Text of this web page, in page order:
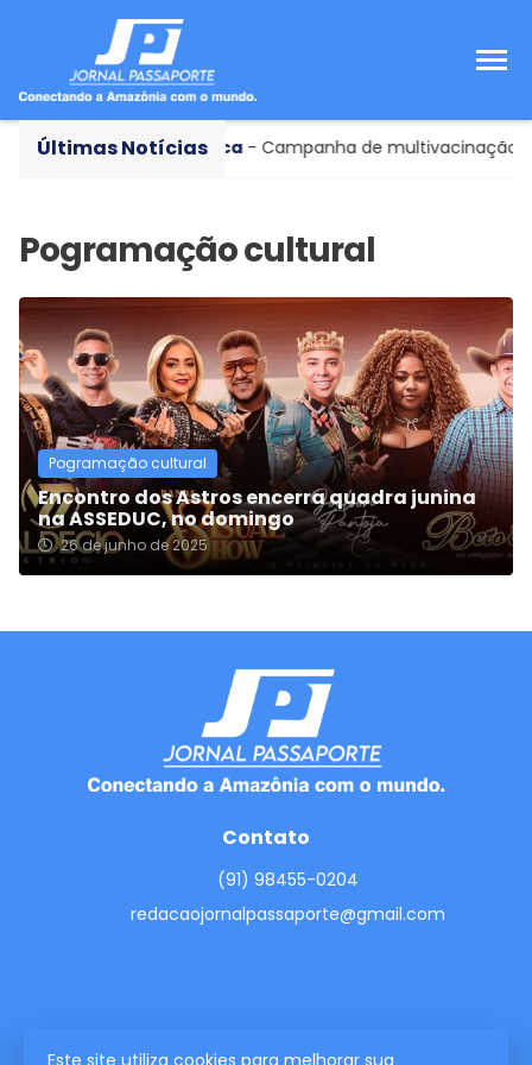
Últimas Notícias
Saúde Pública- Campanha de multivacinação
Pogramação cultural
Encontro dos Astros encerra quadra junina
na ASSEDUC, no domingo
26 de junho de 2025
Este site utiliza cookies para melhorar sua
Contato
(91) 98455-0204
redacaojornalpassaporte@gmail.com